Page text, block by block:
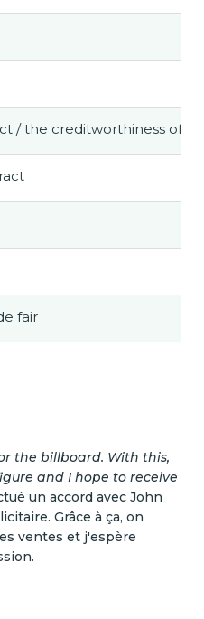
/ the creditworthiness of a
fair
the billboard. With this,
and I hope to receive
un accord avec John
Grâce à ça, on
ventes et j'espère